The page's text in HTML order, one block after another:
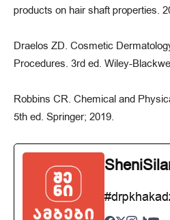
products on hair shaft properties.
Draelos ZD. Cosmetic
Procedures. 3rd ed. Wiley-
Robbins CR. Chemical and
5th ed. Springer; 2019.